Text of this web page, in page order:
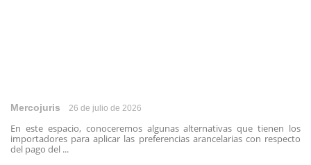
Mercojuris 26 de julio de 2026
En este espacio, conoceremos algunas alternativas que tienen los
importadores para aplicar las preferencias arancelarias con respecto
del pago del ...